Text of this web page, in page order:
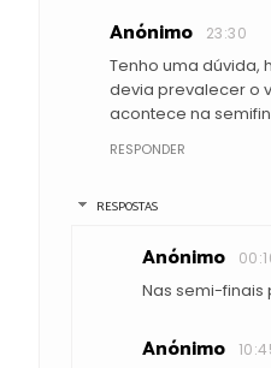
Anónimo 23:30
Tenho uma dúvida,
devia prevalecer o
acontece na
RESPONDER
RESPOSTAS
Anónimo
Nas semi-finais
Anónimo